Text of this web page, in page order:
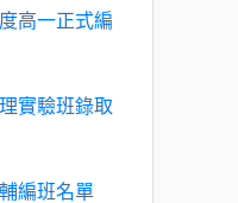
高一正式編
實驗班錄取
編班名單